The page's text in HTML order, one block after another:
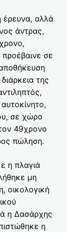
αλλά
άντρας,
σε
της
σε χώρο
49χρονο
πώληση.
η πλαγιά
μη
οικολογική
η Δασάρχης
η